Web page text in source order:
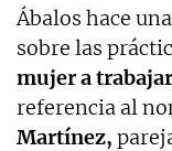
Ábalos hace
sobre las
mujer a
referencia al
Martínez,